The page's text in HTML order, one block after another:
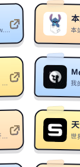
Am
AI视频生成器：
seedance-2-5
成模型，支持图像
分辨率、时长和宽
zh：MiniCPM-4架构，提供
克隆，支持中英文，仅
本站访问地址，www.noisedh.cn
提供各站热榜聚合：微信、今日头条、知乎...追踪全网热点、简单高效阅读 我
质量上乘的视频大开眼界